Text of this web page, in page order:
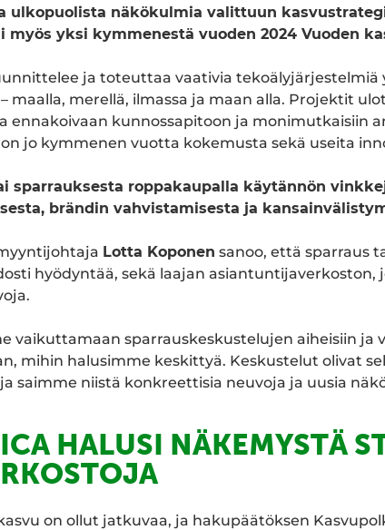
ulkopuolista näkökulmia valittuun
myös yksi kymmenestä vuoden 2024 Vuoden
ja toteuttaa vaativia tekoälyjärjestelmiä
maalla, merellä, ilmassa ja maan alla. Projektit
ennakoivaan kunnossapitoon ja monimutkaisiin
jo kymmenen vuotta kokemusta sekä useita
sparrauksesta roppakaupalla käytännön
brändin vahvistamisesta ja
Lotta Koponen sanoo, että sparraus
hyödyntää, sekä laajan asiantuntijaverkoston,
vaikuttamaan sparrauskeskustelujen aiheisiin ja
mihin halusimme keskittyä. Keskustelut olivat
saimme niistä konkreettisia neuvoja ja uusia
HALUSI NÄKEMYSTÄ
on ollut jatkuvaa, ja hakupäätöksen